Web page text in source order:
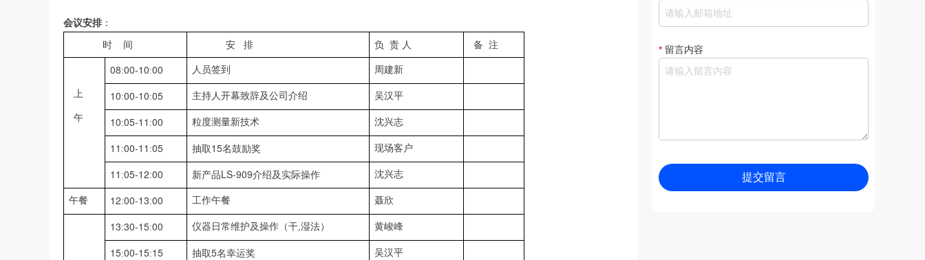
会议安排 ：
时 间 安 排 负 责 人 备 注
上
午
08:00-10:00 人员签到 周建新
10:00-10:05 主持人开幕致辞及公司介绍 吴汉平
10:05-11 :00 粒度测量新技术 沈兴志
11 :00-11 :05 抽取 15名鼓励奖 现场客户
11 :05-12:00 新产品LS-909介绍及实际操作 沈兴志
午餐 12:00-13:00 工作午餐 聂欣
13:30-15:00 仪器日常维护及操作（干,湿法） 黄峻峰
15:00-15:15 抽取5名幸运奖 吴汉平
* 留言内容
提交留言